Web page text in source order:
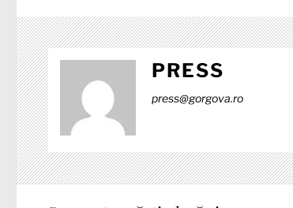
PRESS
press@gorgova.ro